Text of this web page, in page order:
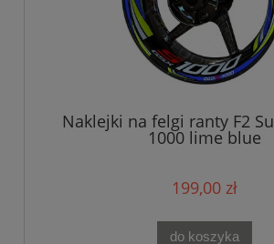
Naklejki na felgi ranty F2
1000 lime blue
199,00 zł
do koszyka